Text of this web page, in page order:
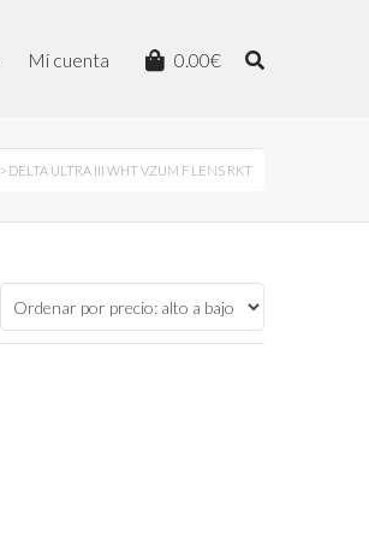
0.00€
Mi cuenta
> DELTA ULTRA III WHT VZUM F LENS RKT